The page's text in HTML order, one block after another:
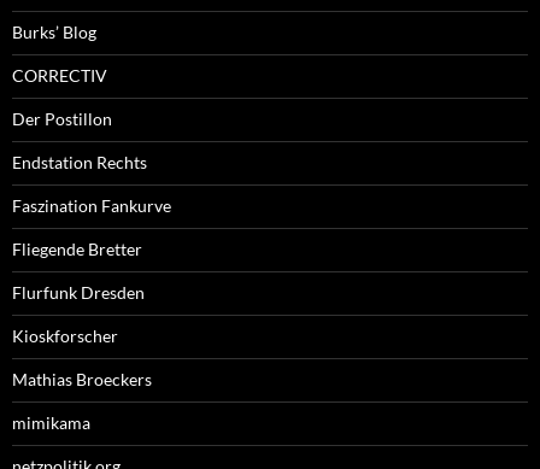
Burks’ Blog
CORRECTIV
Der Postillon
Endstation Rechts
Faszination Fankurve
Fliegende Bretter
Flurfunk Dresden
Kioskforscher
Mathias Broeckers
mimikama